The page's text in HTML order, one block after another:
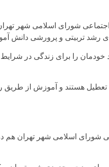
شورای اسلامی شهر
رشد تربیتی و پرورشی دانش
را برای زندگی در شرایط
تعطیل هستند و آموزش از
اسلامی شهر تهران هم